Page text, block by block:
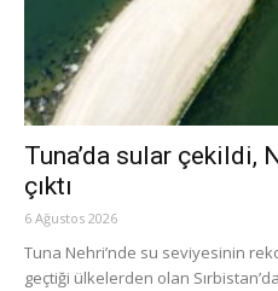
Tuna’da sular çekildi,
çıktı
6 Ağustos 2026
Tuna Nehri’nde su seviyesinin
geçtiği ülkelerden olan